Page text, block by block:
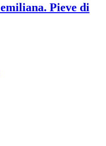
Pieve di